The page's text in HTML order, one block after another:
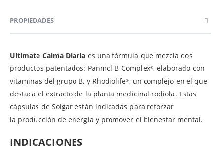
PROPIEDADES
Ultimate Calma Diaria es una fórmula que mezcla dos
productos patentados: Panmol B-Complex®, elaborado con
vitaminas del grupo B, y Rhodiolife® , un complejo en el que
destaca el extracto de la planta medicinal rodiola. Estas
cápsulas de Solgar están indicadas para reforzar
la producción de energía y promover el bienestar mental.
INDICACIONES